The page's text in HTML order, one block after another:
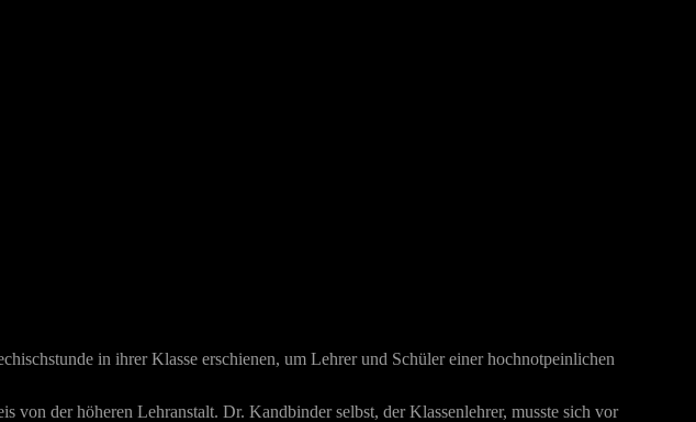
in ihrer Klasse erschienen, um Lehrer und Schüler einer hochnotpeinlichen
der höheren Lehranstalt. Dr. Kandbinder selbst, der Klassenlehrer, musste sich vor